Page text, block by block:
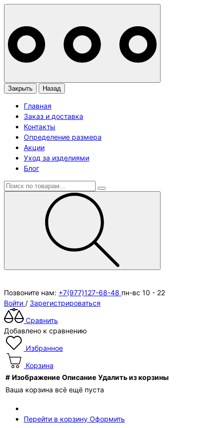
Закрыть Назад
Главная
Заказ и доставка
Контакты
Определение размера
Акции
Уход за изделиями
Блог
Позвоните нам: +7(977)127-68-48 пн-вс 10 - 22
Войти / Зарегистрироваться
Сравнить
Добавлено к сравнению
Избранное
Корзина
# Изображение Описание Удалить из корзины
Ваша корзина всё ещё пуста
Перейти в корзину Оформить